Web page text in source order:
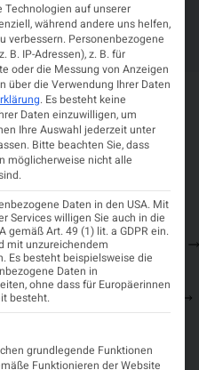
INNSBRUCK
17:00Congress
Innsbruck
Sie sehen gerade
einen
Platzhalterinhalt
von
OpenStreetMap
Um auf den
Inhalt
zuzugreifen,
Registrierung
Technologien auf unserer
während andere uns helfen,
verbessern. Personenbezogene
B. IP-Adressen), z. B. für
oder die Messung von Anzeigen
über die Verwendung Ihrer Daten
. Es besteht keine
Daten einzuwilligen, um
Ihre Auswahl jederzeit unter
Bitte beachten Sie, dass
möglicherweise nicht alle
Daten in den USA. Mit
Services willigen Sie auch in die
gemäß Art. 49 (1) lit. a GDPR ein.
mit unzureichendem
Es besteht beispielsweise die
Daten in
ohne dass für Europäerinnen
besteht.
Gruppen, für die eine
grundlegende Funktionen
Funktionieren der Website